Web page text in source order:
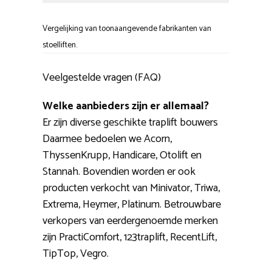
Vergelijking van toonaangevende fabrikanten van
stoelliften.
Veelgestelde vragen (FAQ)
Welke aanbieders zijn er allemaal?
Er zijn diverse geschikte traplift bouwers
Daarmee bedoelen we Acorn,
ThyssenKrupp, Handicare, Otolift en
Stannah. Bovendien worden er ook
producten verkocht van Minivator, Triwa,
Extrema, Heymer, Platinum. Betrouwbare
verkopers van eerdergenoemde merken
zijn PractiComfort, 123traplift, RecentLift,
TipTop, Vegro.